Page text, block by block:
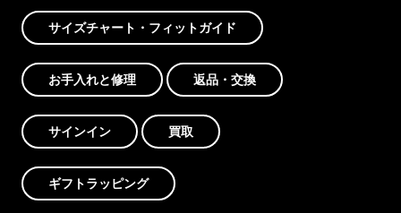
サイズチャート・フィットガイド
お手入れと修理 返品・交換
サインイン 買取
ギフトラッピング